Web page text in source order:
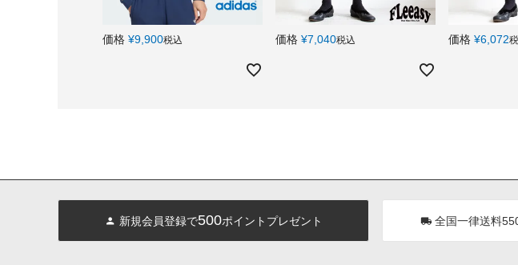
価格 ¥9,900税込 価格 ¥7,040税込 価格 ¥6,072
新規会員登録で500ポイントプレゼント 全国一律送料